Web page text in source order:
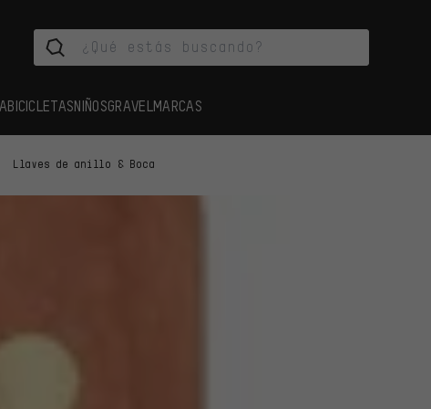
BICICLETASNIÑOSGRAVEL MARCAS
Llaves de anillo & Boca